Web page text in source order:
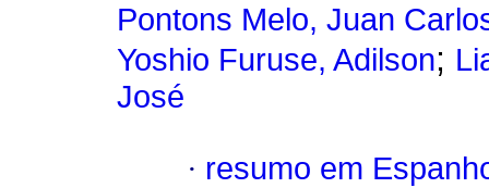
Pontons Melo, Juan
Yoshio Furuse, Adilson;
José
· resumo em